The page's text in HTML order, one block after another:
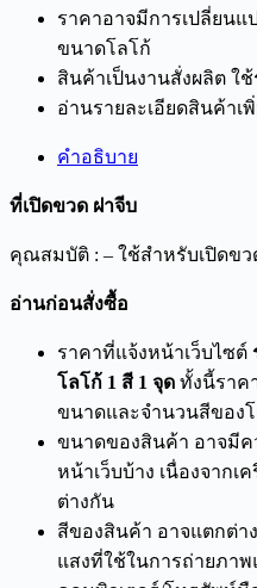
ราคาอาจมีการเปลี่ยนแ
ขนาดโลโก้
สินค้าเป็นงานสั่งผลิต ใ
อ่านรายละเอียดสินค้าเ
คำอธิบาย
ที่เปิดขวด ฝาจีบ
คุณสมบัติ : – ใช้สำหรับเปิดขว
อ่านก่อนสั่งซื้อ
ราคาที่แจ้งหน้าเว็บไซต์
โลโก้ 1 สี 1 จุด ทั้งนี้ราค
ขนาดและจำนวนสีของ
ขนาดของสินค้า อาจมีค
หน้าเว็บบ้าง เนื่องจาก
ต่างกัน
สีของสินค้า อาจแตกต่า
แสงที่ใช้ในการถ่ายภา